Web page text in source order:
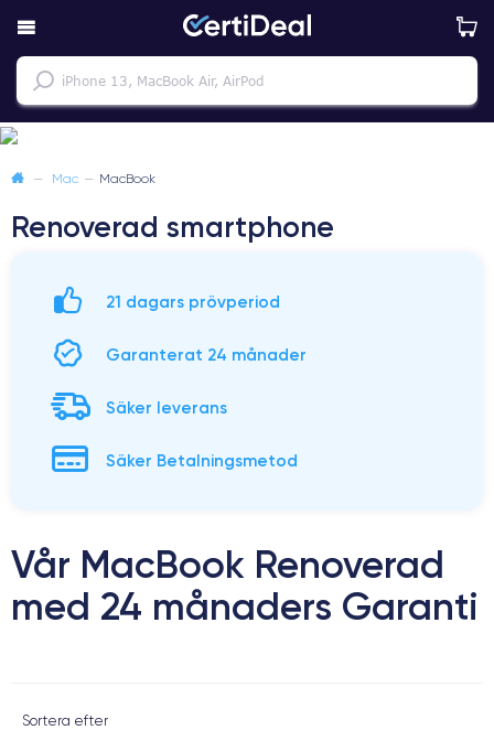
— Mac — MacBook
Renoverad smartphone
21 dagars prövperiod
Garanterat 24 månader
Säker leverans
Säker Betalningsmetod
Vår MacBook Renoverad
med 24 månaders Garanti
Sortera efter